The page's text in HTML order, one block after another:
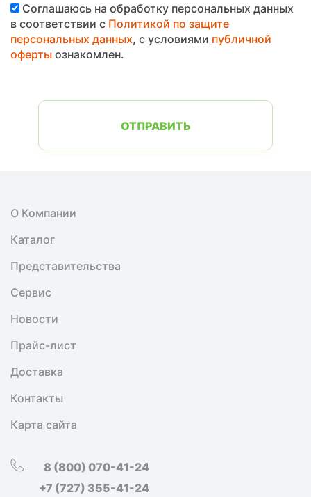
Соглашаюсь на обработку персональных данных
в соответствии с Политикой по защите
персональных данных, с условиями публичной
офертыознакомлен.
ОТПРАВИТЬ
О Компании
Каталог
Представительства
Сервис
Новости
Прайс-лист
Доставка
Контакты
Карта сайта
8 (800) 070-41-24
+7 (727) 355-41-24